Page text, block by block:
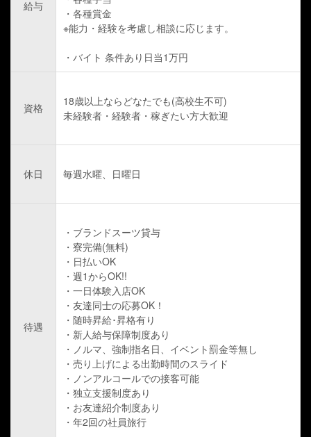
給与
・各種賞金
※能力・経験を考慮し相談に応じます。
・バイト 条件あり日当1万円
資格
18歳以上ならどなたでも(高校生不可)
未経験者・経験者・稼ぎたい方大歓迎
休日 毎週水曜、日曜日
待遇
・ブランドスーツ貸与
・寮完備(無料)
・日払いOK
・週1からOK!!
・一日体験入店OK
・友達同士の応募OK！
・随時昇給･昇格有り
・新人給与保障制度あり
・ノルマ、強制指名日、イベント罰金等無し
・売り上げによる出勤時間のスライド
・ノンアルコールでの接客可能
・独立支援制度あり
・お友達紹介制度あり
・年2回の社員旅行